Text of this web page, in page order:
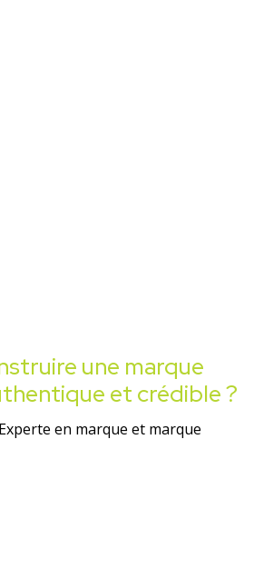
une marque
et crédible ?
en marque et marque